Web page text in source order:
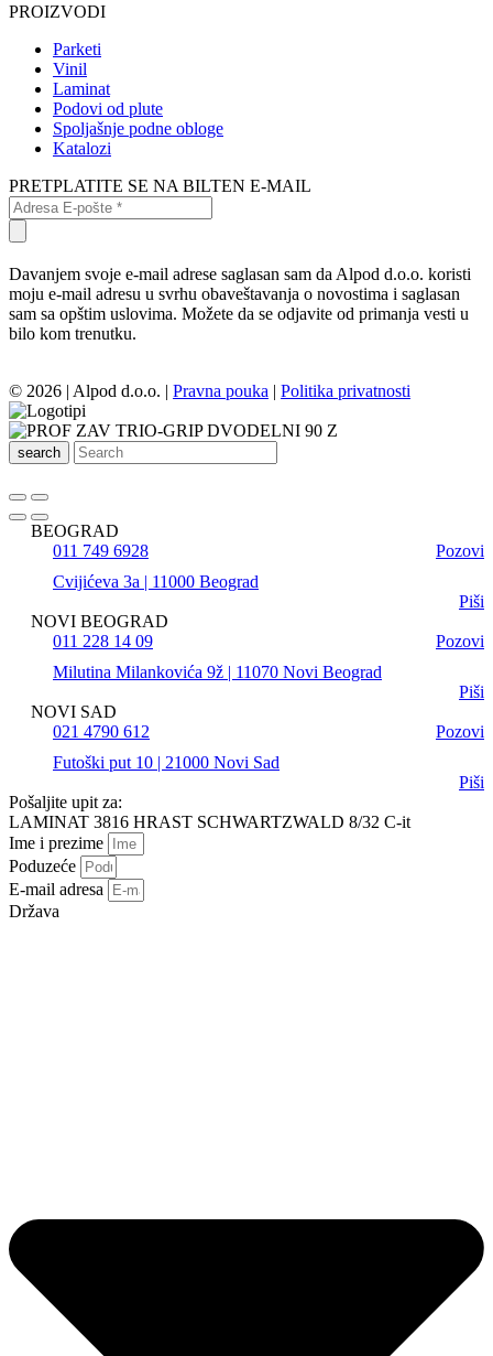
PROIZVODI
Parketi
Vinil
Laminat
Podovi od plute
Spoljašnje podne obloge
Katalozi
PRETPLATITE SE NA BILTEN E-MAIL
Davanjem svoje e-mail adrese saglasan sam da Alpod d.o.o. koristi
moju e-mail adresu u svrhu obaveštavanja o novostima i saglasan
sam sa opštim uslovima. Možete da se odjavite od primanja vesti u
bilo kom trenutku.
© 2026 | Alpod d.o.o. | Pravna pouka | Politika privatnosti
search
BEOGRAD
011 749 6928
Pozovi
Cvijićeva 3a | 11000 Beograd
Piši
NOVI BEOGRAD
011 228 14 09
Pozovi
Milutina Milankovića 9ž | 11070 Novi Beograd
Piši
NOVI SAD
021 4790 612
Pozovi
Futoški put 10 | 21000 Novi Sad
Piši
Pošaljite upit za:
LAMINAT 3816 HRAST SCHWARTZWALD 8/32 C-it
Ime i prezime
Poduzeće
E-mail adresa
Država